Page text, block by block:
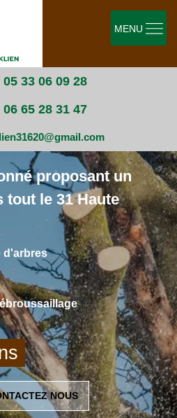
05 33 06 09 28
06 65 28 31 47
MENU
proposant un
tout le 31 Haute
d'arbres
NOUS